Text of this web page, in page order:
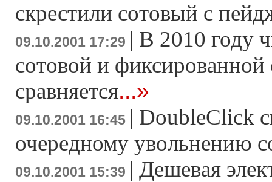
скрестили сотовый с
09.10.2001 17:29 | В 2010 году
сотовой и фиксированной
сравняется...»
09.10.2001 16:45 | DoubleClick
очередному увольнению
09.10.2001 15:39 | Дешевая